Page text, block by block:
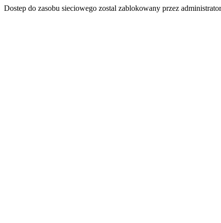
Dostep do zasobu sieciowego zostal zablokowany przez